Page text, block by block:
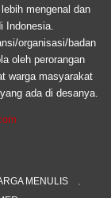
mengenal dan
Indonesia.
organisasi/badan
oleh perorangan
warga masyarakat
ada di desanya.
MENULIS